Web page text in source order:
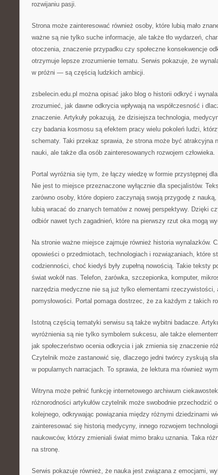
rozwijaniu pasji.
Strona może zainteresować również osoby, które lubią mało
ważne są nie tylko suche informacje, ale także tło wydarzeń,
otoczenia, znaczenie przypadku czy społeczne konsekwencje
otrzymuje lepsze zrozumienie tematu. Serwis pokazuje, że
w próżni — są częścią ludzkich ambicji.
zsbelecin.edu.pl można opisać jako blog o historii odkryć i
zrozumieć, jak dawne odkrycia wpływają na współczesność i
znaczenie. Artykuły pokazują, że dzisiejsza technologia,
czy badania kosmosu są efektem pracy wielu pokoleń ludzi,
schematy. Taki przekaz sprawia, że strona może być atrakcyjna
nauki, ale także dla osób zainteresowanych rozwojem człowieka.
Portal wyróżnia się tym, że łączy wiedzę w formie przystępnej
Nie jest to miejsce przeznaczone wyłącznie dla specjalistów.
zarówno osoby, które dopiero zaczynają swoją przygodę z
lubią wracać do znanych tematów z nowej perspektywy. Dzięki
odbiór nawet tych zagadnień, które na pierwszy rzut oka mogą
Na stronie ważne miejsce zajmuje również historia wynalazków.
opowieści o przedmiotach, technologiach i rozwiązaniach, które
codzienności, choć kiedyś były zupełną nowością. Takie teksty
świat wokół nas. Telefon, żarówka, szczepionka, komputer,
narzędzia medyczne nie są już tylko elementami rzeczywistości,
pomysłowości. Portal pomaga dostrzec, że za każdym z takich
Istotną częścią tematyki serwisu są także wybitni badacze.
wyróżnienia są nie tylko symbolem sukcesu, ale także
jak społeczeństwo ocenia odkrycia i jak zmienia się znaczenie
Czytelnik może zastanowić się, dlaczego jedni twórcy zyskują
w popularnych narracjach. To sprawia, że lektura ma również
Witryna może pełnić funkcję internetowego archiwum
różnorodności artykułów czytelnik może swobodnie przechodzić
kolejnego, odkrywając powiązania między różnymi dziedzinami
zainteresować się historią medycyny, innego rozwojem
naukowców, którzy zmieniali świat mimo braku uznania. Taka
na stronę.
Serwis pokazuje również, że nauka jest związana z emocjami,